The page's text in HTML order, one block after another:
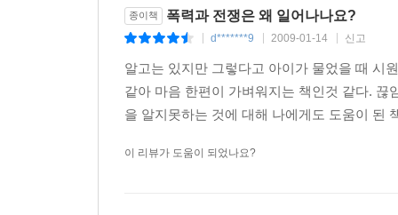
종이책 폭력과 전쟁은 왜 일어나나요?
d*******9 2009-01-14 신고
알고는 있지만 그렇다고 아이가 물었을 때 시
같아 마음 한편이 가벼워지는 책인것 같다.
을 알지못하는 것에 대해 나에게도 도움이 된
이 리뷰가 도움이 되었나요?